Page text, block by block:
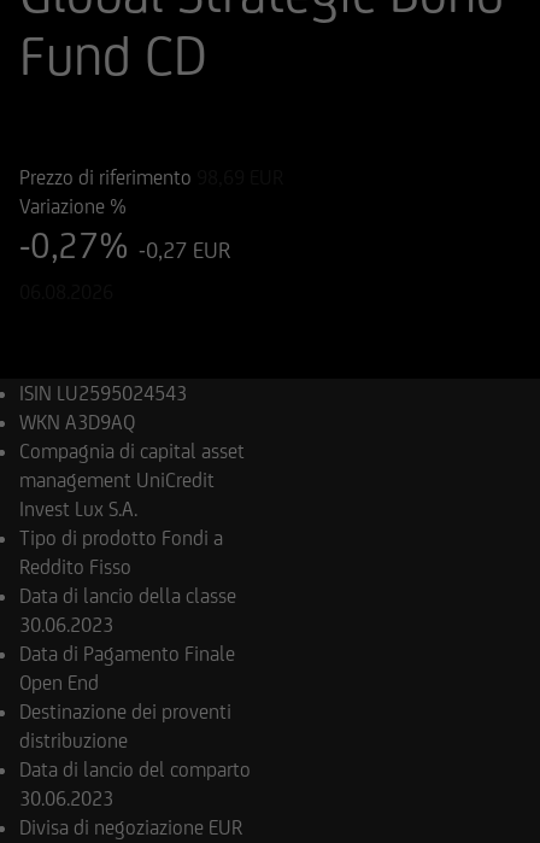
Fund CD
Prezzo di riferimento
Variazione %
-0,27% -0,27 EUR
ISIN LU2595024543
WKN A3D9AQ
Compagnia di capital asset
management UniCredit
Invest Lux S.A.
Tipo di prodotto Fondi a
Reddito Fisso
Data di lancio della classe
30.06.2023
Data di Pagamento Finale
Open End
Destinazione dei proventi
distribuzione
Data di lancio del comparto
30.06.2023
Divisa di negoziazione EUR